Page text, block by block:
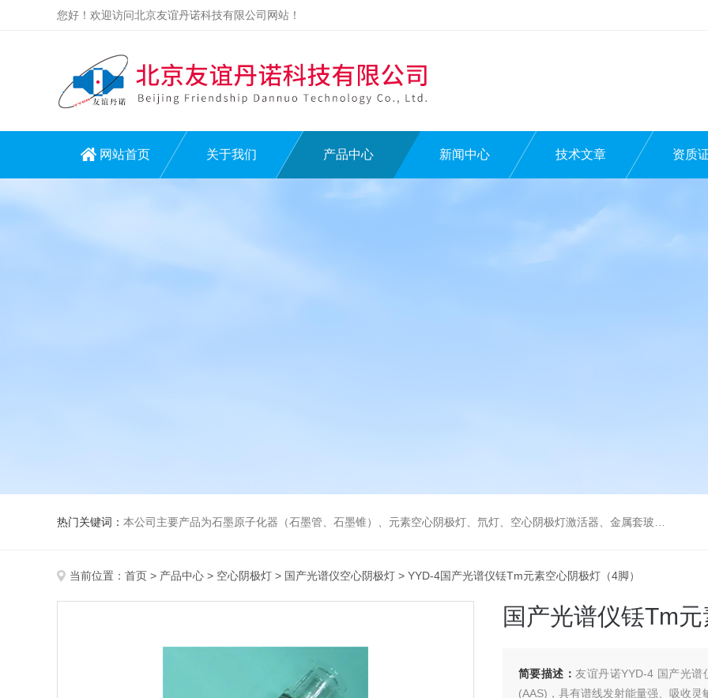
您好！欢迎访问北京友谊丹诺科技有限公司网站！
网站首页 关于我们 产品中心 新闻中心 技术文章 资质
热门关键词： 本公司主要产品为石墨原子化器（石墨管、石墨锥）、元素空心阴极灯、氘灯、空心阴极灯激活器、金属套玻璃高效雾化喷嘴。同时经销进口原装石墨管、石墨锥、空心阴极灯、氘灯等。
当前位置： 首页 > 产品中心 > 空心阴极灯 > 国产光谱仪空心阴极灯 > YYD-4国产光谱仪铥Tm元素空心阴极灯（4脚）
国产光谱仪铥Tm
简要描述：友谊丹诺YYD-4 国产光
(AAS)，具有谱线发射能量强、吸收